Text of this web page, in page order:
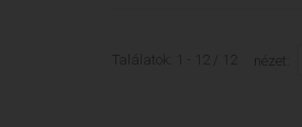
Találatok: 1 - 12 / 12 nézet: